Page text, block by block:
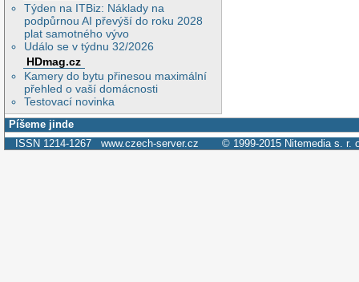
Týden na ITBiz: Náklady na
podpůrnou AI převýší do roku 2028
plat samotného vývo
Událo se v týdnu 32/2026
HDmag.cz
Kamery do bytu přinesou maximální
přehled o vaší domácnosti
Testovací novinka
Píšeme jinde
ISSN 1214-1267 www.czech-server.cz © 1999-2015 Nitemedia s. r.